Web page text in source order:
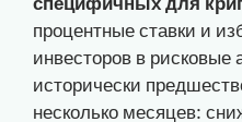
процентные ставки и
инвесторов в
исторически
несколько месяцев: